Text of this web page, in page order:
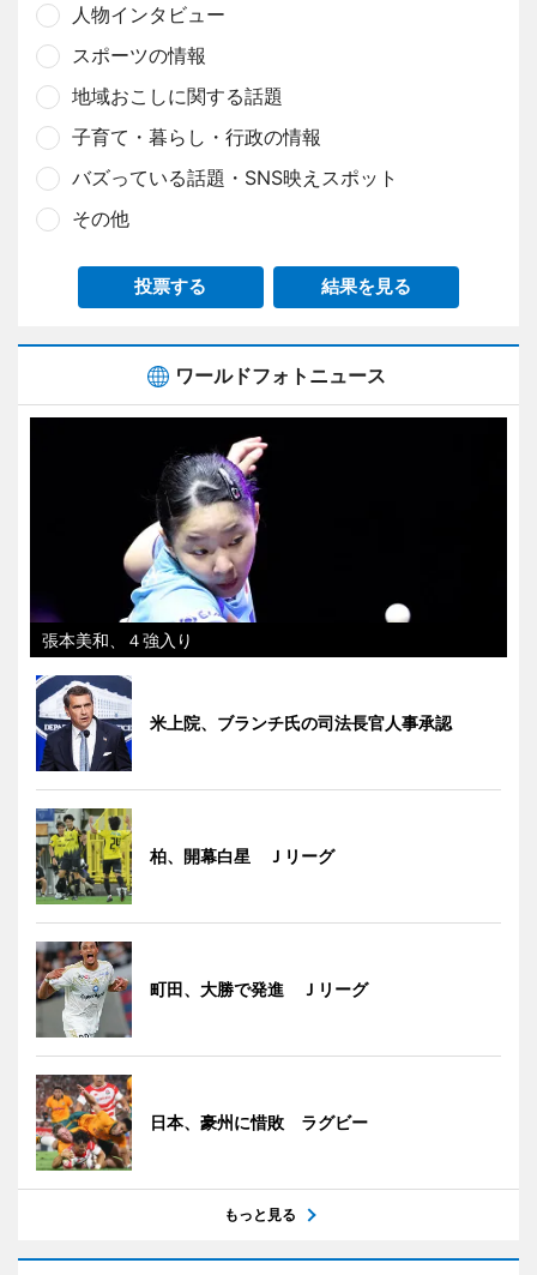
人物インタビュー
スポーツの情報
地域おこしに関する話題
子育て・暮らし・行政の情報
バズっている話題・SNS映えスポット
その他
投票する 結果を見る
ワールドフォトニュース
張本美和、４強入り
米上院、ブランチ氏の司法長官人事承認
柏、開幕白星 Ｊリーグ
町田、大勝で発進 Ｊリーグ
日本、豪州に惜敗 ラグビー
もっと見る